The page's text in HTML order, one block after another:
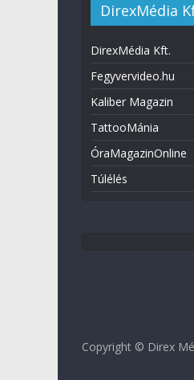
DirexMédia
DirexMédia Kft.
Fegyvervideo.hu
Kaliber Magazin
TattooMánia
ÓraMagazinOnline
Túlélés
Copyright © Direx